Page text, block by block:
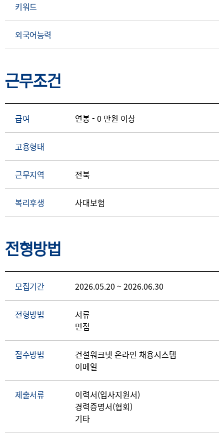
키워드
외국어능력
근무조건
급여 연봉 - 0 만원 이상
고용형태
근무지역 전북
복리후생 사대보험
전형방법
모집기간 2026.05.20 ~ 2026.06.30
전형방법
서류
면접
접수방법
건설워크넷 온라인 채용시스템
이메일
제출서류
이력서(입사지원서)
경력증명서(협회)
기타